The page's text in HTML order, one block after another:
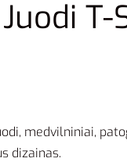
T-
medvilniniai,
dizainas.